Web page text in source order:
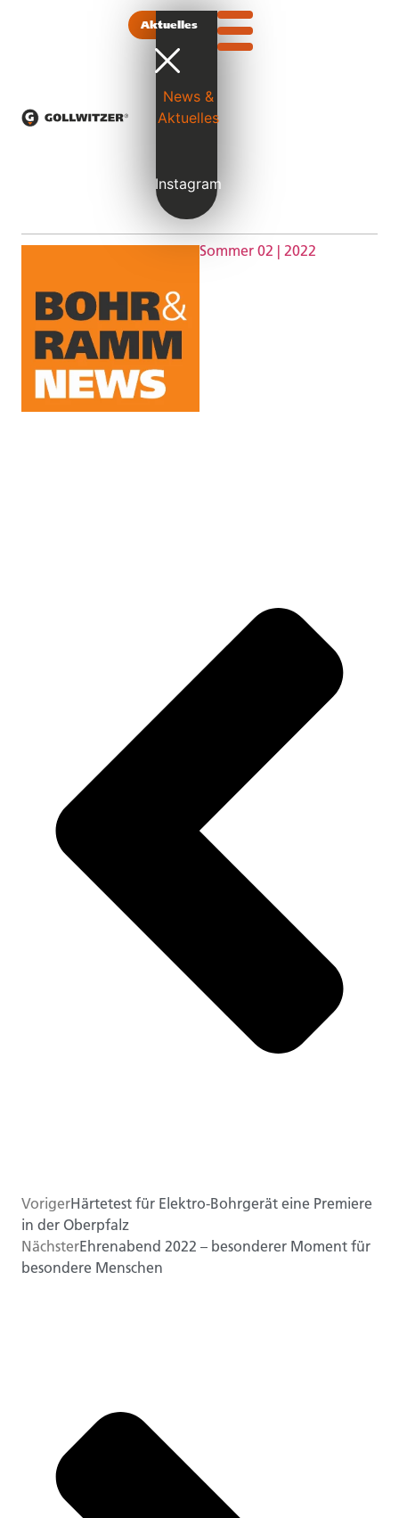
Aktuelles
News &
Aktuelles
Instagram
Bohr und
Baustelle Bremen
Sommer 02 | 2022
VorigerHärtetest für Elektro-Bohrgerät eine Premiere
in der Oberpfalz
NächsterEhrenabend 2022 – besonderer Moment für
besondere Menschen